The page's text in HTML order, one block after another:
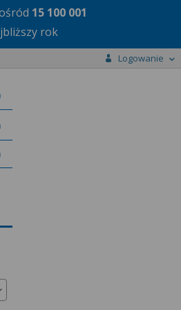
15 100 001
rok
Logowanie